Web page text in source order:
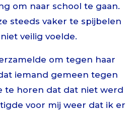
om naar school te gaan.
steeds vaker te spijbelen
veilig voelde.
om tegen haar
iemand gemeen tegen
te horen dat dat niet werd
voor mij weer dat ik er